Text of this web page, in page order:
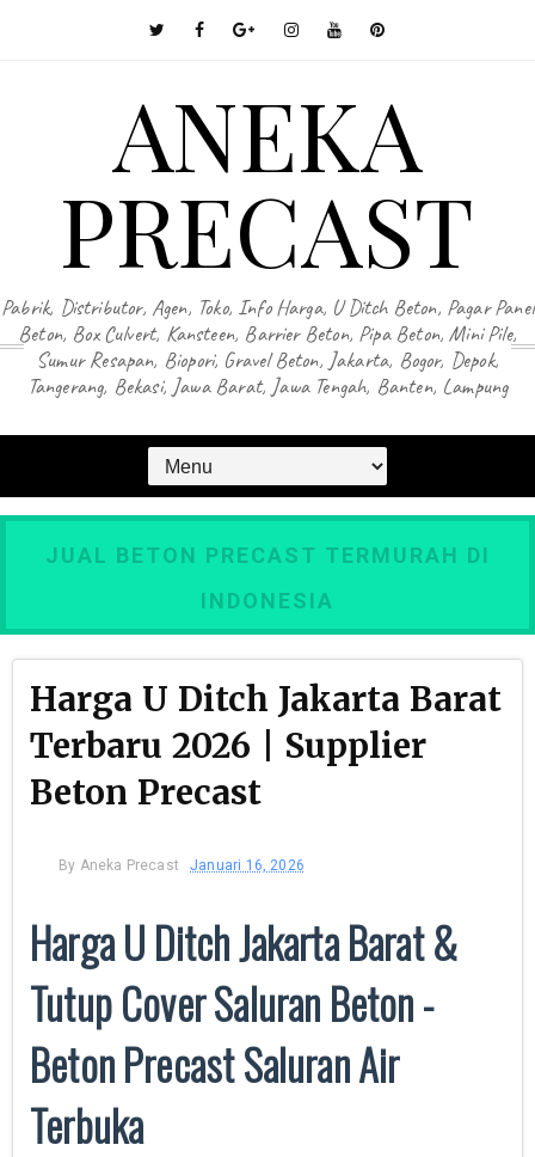
ANEKA
PRECAST
Pabrik, Distributor, Agen, Toko, Info Harga, U Ditch Beton, Pagar Panel
Beton, Box Culvert, Kansteen, Barrier Beton, Pipa Beton, Mini Pile,
Sumur Resapan, Biopori, Gravel Beton, Jakarta, Bogor, Depok,
Tangerang, Bekasi, Jawa Barat, Jawa Tengah, Banten, Lampung
JUAL BETON PRECAST TERMURAH DI
INDONESIA
Harga U Ditch Jakarta Barat
Terbaru 2026 | Supplier
Beton Precast
By Aneka Precast Januari 16, 2026
Harga U Ditch Jakarta Barat &
Tutup Cover Saluran Beton -
Beton Precast Saluran Air
Terbuka